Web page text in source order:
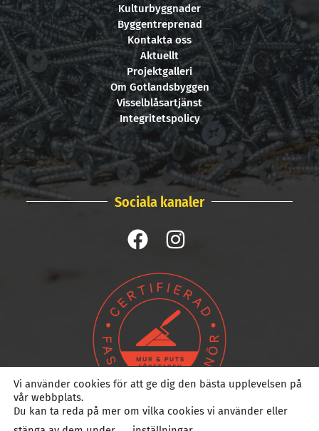
Kulturbyggnader
Byggentreprenad
Kontakta oss
Aktuellt
Projektgalleri
Om Gotlandsbyggen
Visselblåsartjänst
Integritetspolicy
Sociala kanaler
Vi använder cookies för att ge dig den bästa upplevelsen på
vår webbplats.
Du kan ta reda på mer om vilka cookies vi använder eller